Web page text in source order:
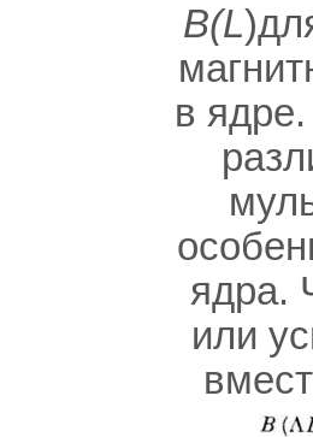
B(L
в
ядра.
или